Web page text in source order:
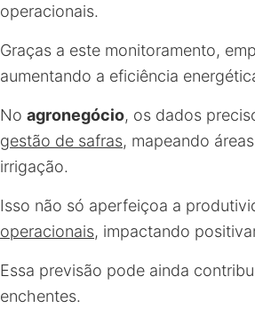
operacionais.
Graças a este monitoramento,
aumentando a eficiência
No agronegócio, os dados
gestão de safras, mapeando
irrigação.
Isso não só aperfeiçoa a
operacionais, impactando
Essa previsão pode ainda
enchentes.